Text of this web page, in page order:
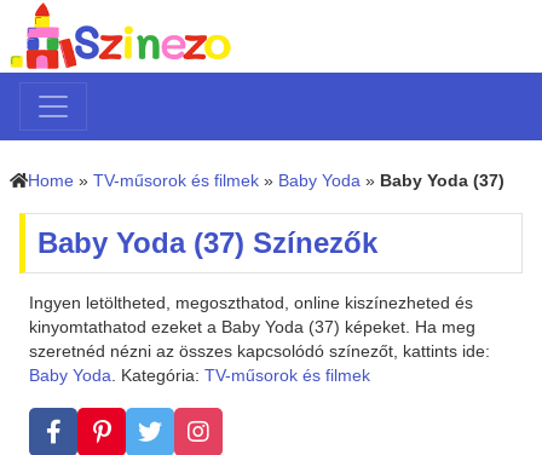
Home » TV-műsorok és filmek » Baby Yoda » Baby Yoda (37)
Baby Yoda (37) Színezők
Ingyen letöltheted, megoszthatod, online kiszínezheted és
kinyomtathatod ezeket a Baby Yoda (37) képeket. Ha meg
szeretnéd nézni az összes kapcsolódó színezőt, kattints ide:
Baby Yoda. Kategória: TV-műsorok és filmek